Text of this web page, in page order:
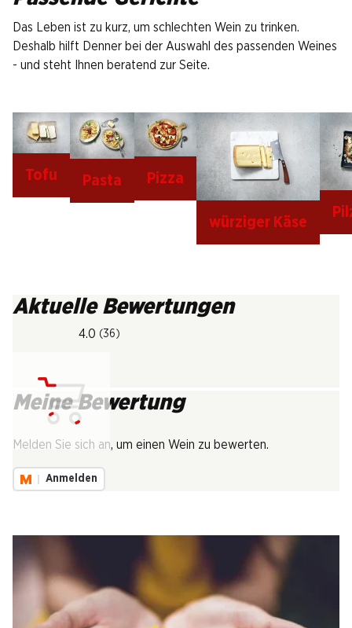
Das Leben ist zu kurz, um schlechten Wein zu trinken.
Deshalb hilft Denner bei der Auswahl des passenden Weines
- und steht Ihnen beratend zur Seite.
Tofu Pasta Pizza
würziger Käse
Aktuelle Bewertungen
4.0 (36)
Meine Bewertung
Melden Sie sich an, um einen Wein zu bewerten.
Anmelden